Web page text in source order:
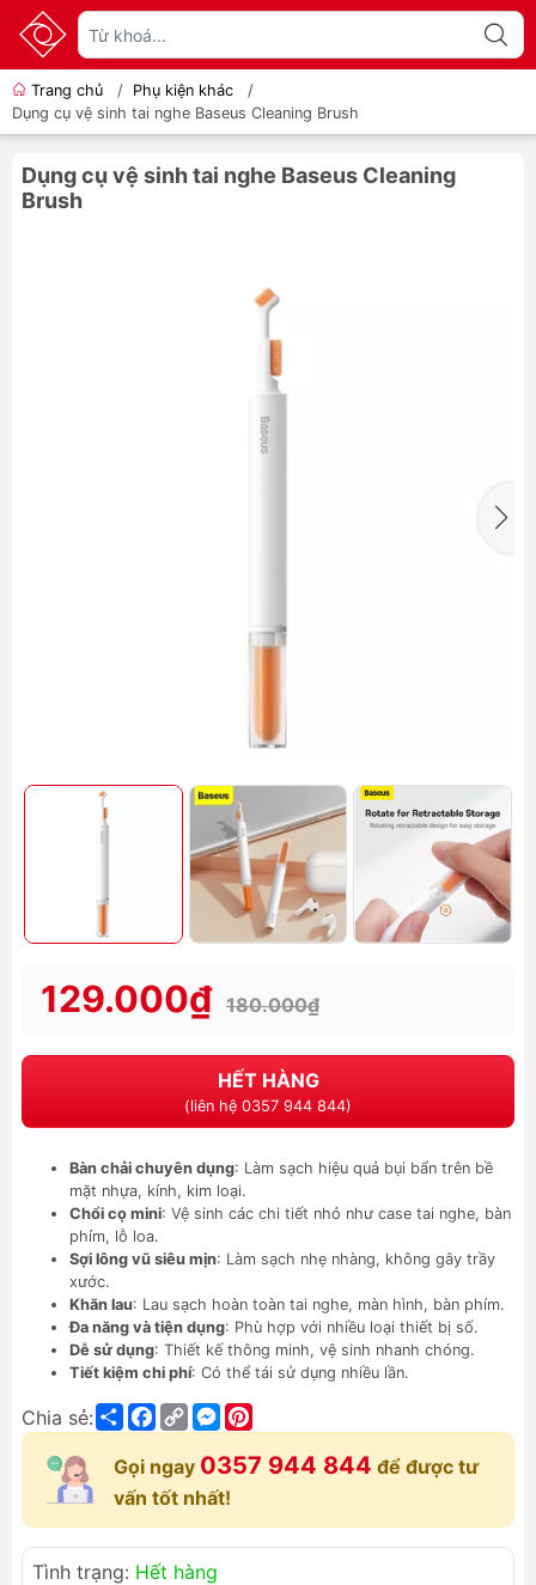
Trang chủ / Phụ kiện khác
/
Dụng cụ vệ sinh tai nghe Baseus Cleaning Brush
Dụng cụ vệ sinh tai nghe Baseus Cleaning
Brush
129.000₫ 180.000₫
HẾT HÀNG
(liên hệ 0357 944 844)
Bàn chải chuyên dụng: Làm sạch hiệu quả bụi bẩn trên bề
mặt nhựa, kính, kim loại.
Chổi cọ mini: Vệ sinh các chi tiết nhỏ như case tai nghe, bàn
phím, lỗ loa.
Sợi lông vũ siêu mịn: Làm sạch nhẹ nhàng, không gây trầy
xước.
Khăn lau: Lau sạch hoàn toàn tai nghe, màn hình, bàn phím.
Đa năng và tiện dụng: Phù hợp với nhiều loại thiết bị số.
Dễ sử dụng: Thiết kế thông minh, vệ sinh nhanh chóng.
Tiết kiệm chi phí: Có thể tái sử dụng nhiều lần.
Chia sẻ: ShareFacebook
Copy
Link
Messenger
Gọi ngay 0357 944 844 để được tư
vấn tốt nhất!
Tình trạng: Hết hàng